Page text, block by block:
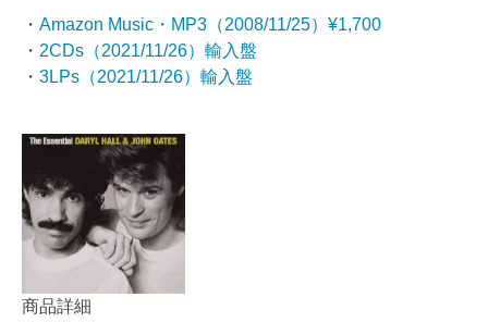
・ Amazon Music・MP3（2008/11/25）¥1,700
・ 2CDs（2021/11/26）輸入盤
・ 3LPs（2021/11/26）輸入盤
商品詳細